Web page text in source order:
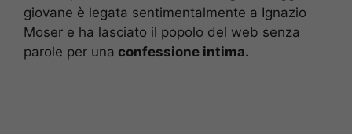
giovane è legata sentimentalmente a Ignazio
Moser e ha lasciato il popolo del web senza
parole per una confessione intima.